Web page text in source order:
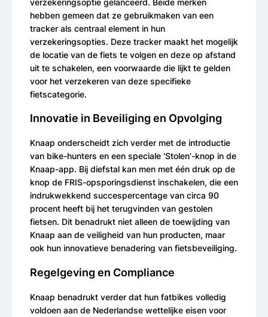
hebben gemeen dat ze gebruikmaken van een
tracker als centraal element in hun
verzekeringsopties. Deze tracker maakt het mogelijk
de locatie van de fiets te volgen en deze op afstand
uit te schakelen, een voorwaarde die lijkt te gelden
voor het verzekeren van deze specifieke
fietscategorie.
Innovatie in Beveiliging en Opvolging
Knaap onderscheidt zich verder met de introductie
van bike-hunters en een speciale 'Stolen'-knop in de
Knaap-app. Bij diefstal kan men met één druk op de
knop de FRIS-opsporingsdienst inschakelen, die een
indrukwekkend succespercentage van circa 90
procent heeft bij het terugvinden van gestolen
fietsen. Dit benadrukt niet alleen de toewijding van
Knaap aan de veiligheid van hun producten, maar
ook hun innovatieve benadering van fietsbeveiliging.
Regelgeving en Compliance
Knaap benadrukt verder dat hun fatbikes volledig
voldoen aan de Nederlandse wettelijke eisen voor